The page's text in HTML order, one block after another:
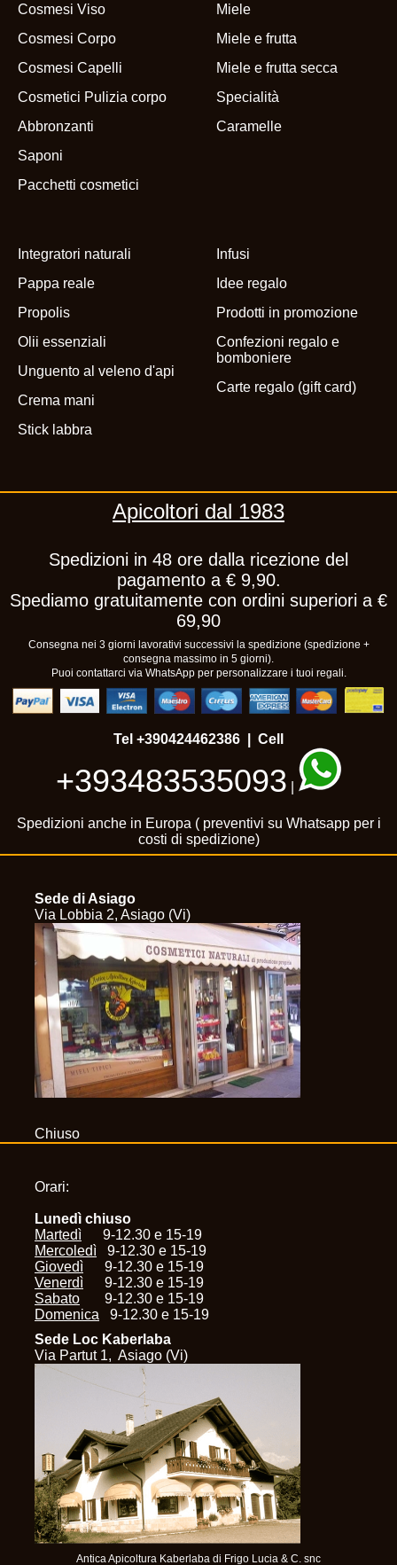
Cosmesi Viso
Cosmesi Corpo
Cosmesi Capelli
Cosmetici Pulizia corpo
Abbronzanti
Saponi
Pacchetti cosmetici
Miele
Miele e frutta
Miele e frutta secca
Specialità
Caramelle
Integratori naturali
Pappa reale
Propolis
Olii essenziali
Unguento al veleno d'api
Crema mani
Stick labbra
Infusi
Idee regalo
Prodotti in promozione
Confezioni regalo e
bomboniere
Carte regalo (gift card)
Apicoltori dal 1983
Spedizioni in 48 ore dalla ricezione del
pagamento a € 9,90.
Spediamo gratuitamente con ordini superiori a €
69,90
Consegna nei 3 giorni lavorativi successivi la spedizione (spedizione +
consegna massimo in 5 giorni).
Puoi contattarci via WhatsApp per personalizzare i tuoi regali.
Tel +390424462386 | Cell
+393483535093
Spedizioni anche in Europa ( preventivi su Whatsapp per i
costi di spedizione)
Sede di Asiago
Via Lobbia 2, Asiago (Vi)
Chiuso
Orari:
Lunedì chiuso
Martedì 9-12.30 e 15-19
Mercoledì 9-12.30 e 15-19
Giovedì 9-12.30 e 15-19
Venerdì 9-12.30 e 15-19
Sabato 9-12.30 e 15-19
Domenica 9-12.30 e 15-19
Sede Loc Kaberlaba
Via Partut 1, Asiago (Vi)
Antica Apicoltura Kaberlaba di Frigo Lucia & C. snc